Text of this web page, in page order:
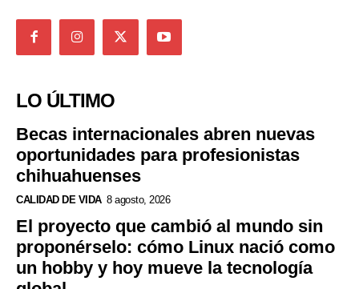
LO ÚLTIMO
Becas internacionales abren nuevas
oportunidades para profesionistas
chihuahuenses
CALIDAD DE VIDA 8 agosto, 2026
El proyecto que cambió al mundo sin
proponérselo: cómo Linux nació como
un hobby y hoy mueve la tecnología